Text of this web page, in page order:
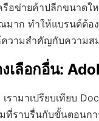
ครือข่ายค้าปลีกขนา
มาก ทำให้แบรนด์ต้อ
วามสำคัญกับความ
งเลือกอื่น:
รามาเปรียบเทียบ
ที่ราบรื่นกับขั้นตอนกา